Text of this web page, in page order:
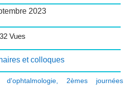
2023
Vues
et colloques
, 2èmes journées